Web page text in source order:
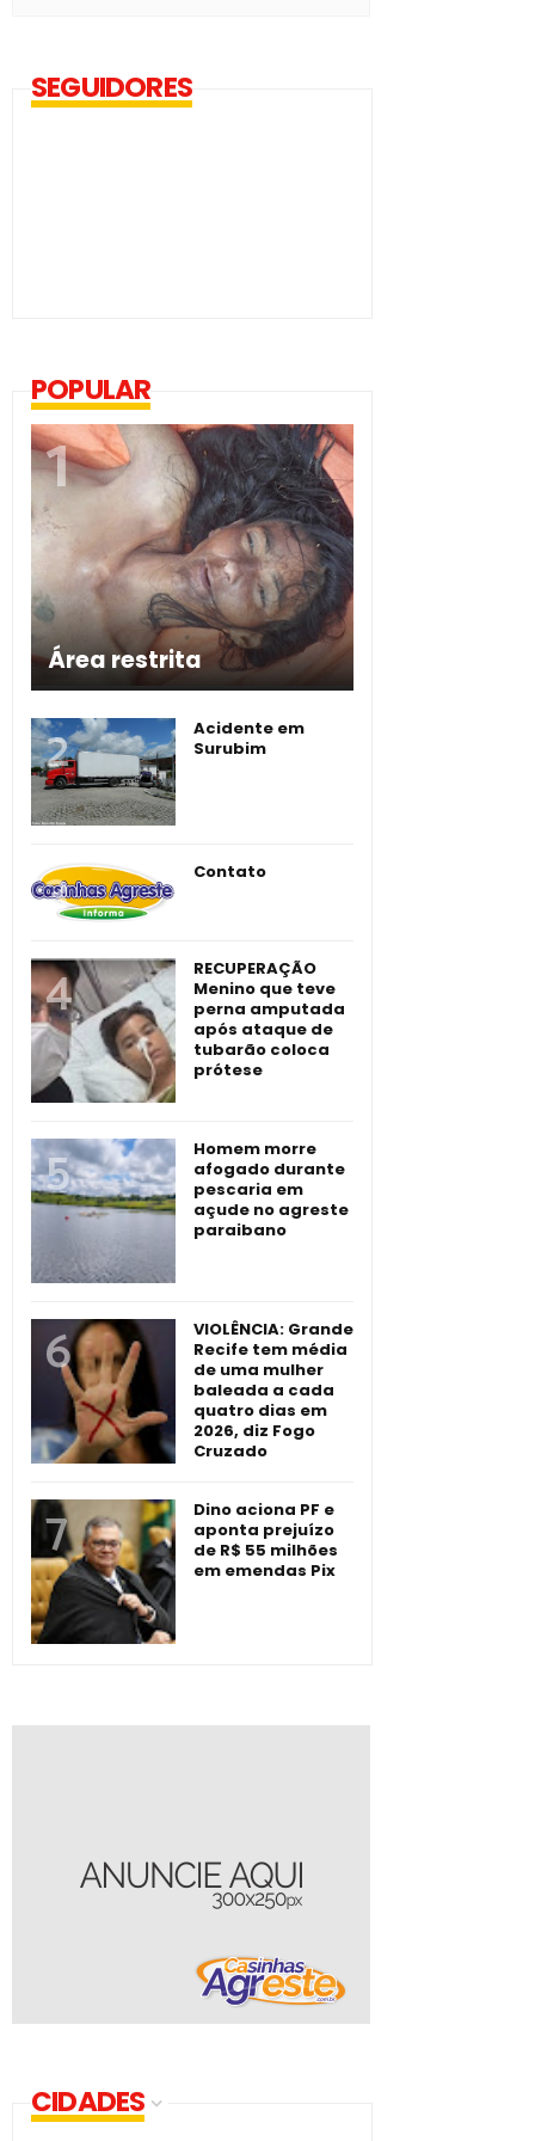
SEGUIDORES
POPULAR
Área restrita
Acidente em
Surubim
Contato
RECUPERAÇÃO
Menino que teve
perna amputada
após ataque de
tubarão coloca
prótese
Homem morre
afogado durante
pescaria em
açude no agreste
paraibano
VIOLÊNCIA: Grande
Recife tem média
de uma mulher
baleada a cada
quatro dias em
2026, diz Fogo
Cruzado
Dino aciona PF e
aponta prejuízo
de R$ 55 milhões
em emendas Pix
CIDADES